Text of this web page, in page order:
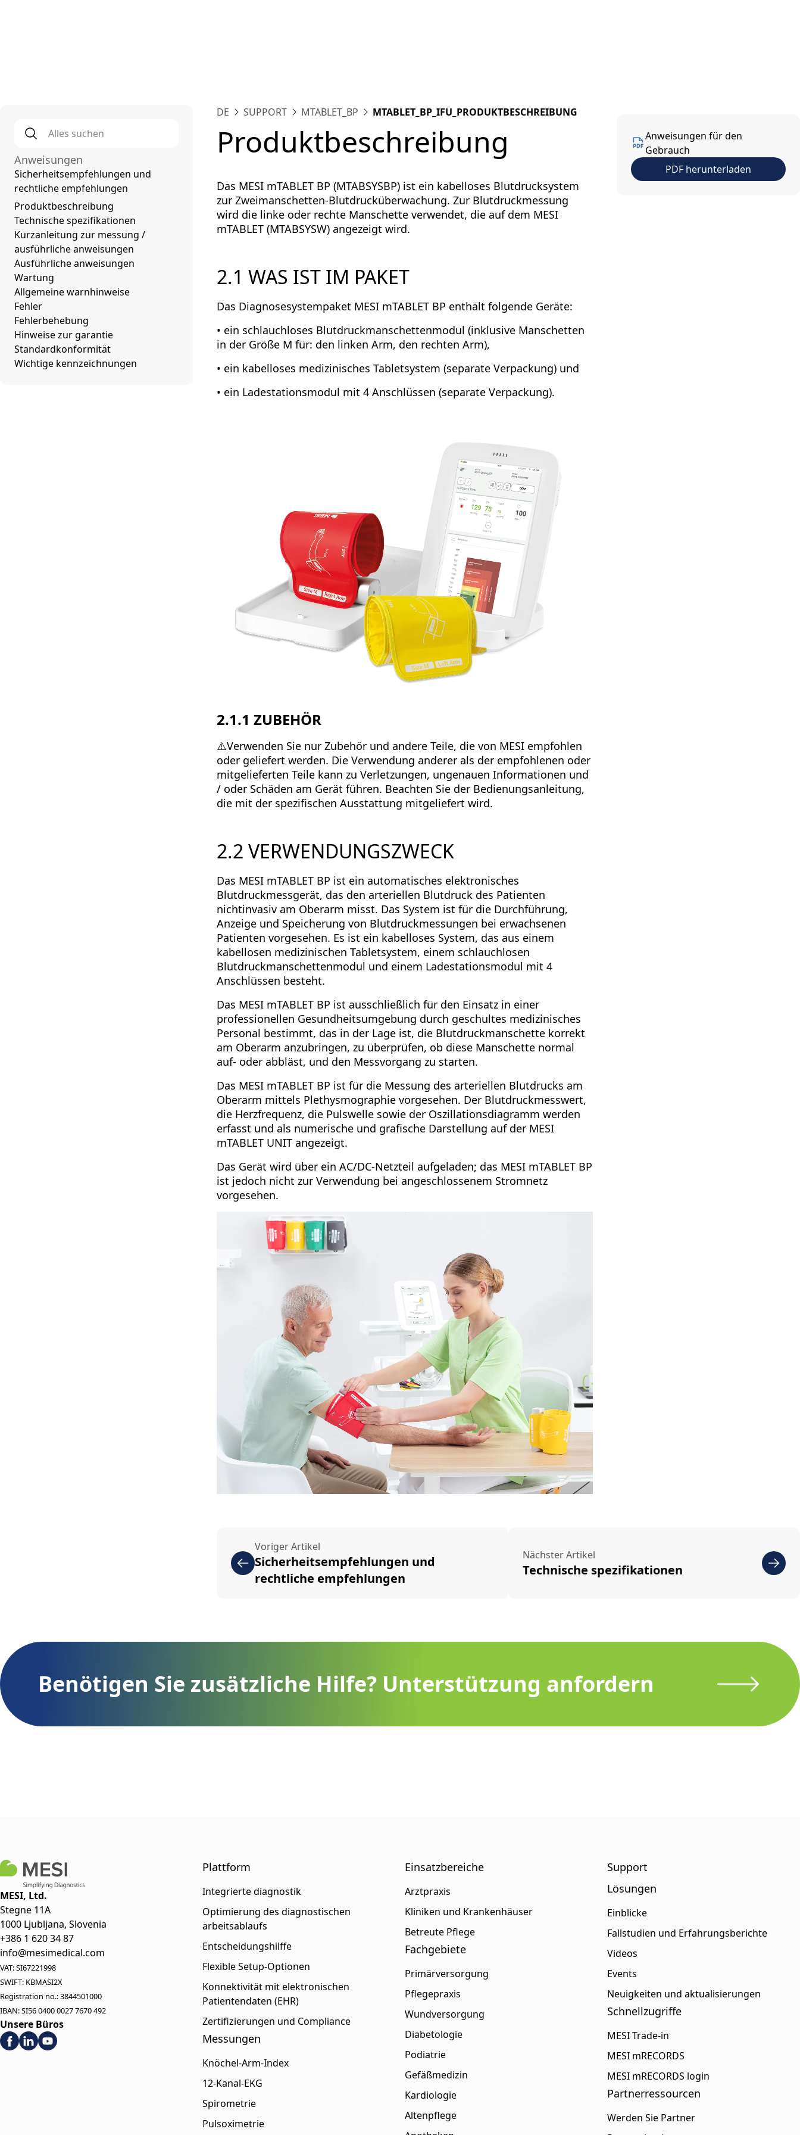
Anweisungen
Sicherheitsempfehlungen und
rechtliche empfehlungen
Produktbeschreibung
Technische spezifikationen
Kurzanleitung zur messung /
ausführliche anweisungen
Ausführliche anweisungen
Wartung
Allgemeine warnhinweise
Fehler
Fehlerbehebung
Hinweise zur garantie
Standardkonformität
Wichtige kennzeichnungen
Anweisungen für den
Gebrauch
PDF herunterladen
DE SUPPORT MTABLET_BP MTABLET_BP_IFU_PRODUKTBESCHREIBUNG
Produktbeschreibung
Das MESI mTABLET BP (MTABSYSBP) ist ein kabelloses Blutdrucksystem
zur Zweimanschetten-Blutdrucküberwachung. Zur Blutdruckmessung
wird die linke oder rechte Manschette verwendet, die auf dem MESI
mTABLET (MTABSYSW) angezeigt wird.
2.1 WAS IST IM PAKET
Das Diagnosesystempaket MESI mTABLET BP enthält folgende Geräte:
• ein schlauchloses Blutdruckmanschettenmodul (inklusive Manschetten
in der Größe M für: den linken Arm, den rechten Arm),
• ein kabelloses medizinisches Tabletsystem (separate Verpackung) und
• ein Ladestationsmodul mit 4 Anschlüssen (separate Verpackung).
2.1.1 ZUBEHÖR
⚠️Verwenden Sie nur Zubehör und andere Teile, die von MESI empfohlen
oder geliefert werden. Die Verwendung anderer als der empfohlenen oder
mitgelieferten Teile kann zu Verletzungen, ungenauen Informationen und
/ oder Schäden am Gerät führen. Beachten Sie der Bedienungsanleitung,
die mit der spezifischen Ausstattung mitgeliefert wird.
2.2 VERWENDUNGSZWECK
Das MESI mTABLET BP ist ein automatisches elektronisches
Blutdruckmessgerät, das den arteriellen Blutdruck des Patienten
nichtinvasiv am Oberarm misst. Das System ist für die Durchführung,
Anzeige und Speicherung von Blutdruckmessungen bei erwachsenen
Patienten vorgesehen. Es ist ein kabelloses System, das aus einem
kabellosen medizinischen Tabletsystem, einem schlauchlosen
Blutdruckmanschettenmodul und einem Ladestationsmodul mit 4
Anschlüssen besteht.
Das MESI mTABLET BP ist ausschließlich für den Einsatz in einer
professionellen Gesundheitsumgebung durch geschultes medizinisches
Personal bestimmt, das in der Lage ist, die Blutdruckmanschette korrekt
am Oberarm anzubringen, zu überprüfen, ob diese Manschette normal
auf- oder abbläst, und den Messvorgang zu starten.
Das MESI mTABLET BP ist für die Messung des arteriellen Blutdrucks am
Oberarm mittels Plethysmographie vorgesehen. Der Blutdruckmesswert,
die Herzfrequenz, die Pulswelle sowie der Oszillationsdiagramm werden
erfasst und als numerische und grafische Darstellung auf der MESI
mTABLET UNIT angezeigt.
Das Gerät wird über ein AC/DC-Netzteil aufgeladen; das MESI mTABLET BP
ist jedoch nicht zur Verwendung bei angeschlossenem Stromnetz
vorgesehen.
Voriger Artikel
Sicherheitsempfehlungen und
rechtliche empfehlungen
Nächster Artikel
Technische spezifikationen
Benötigen Sie zusätzliche Hilfe? Unterstützung anfordern
MESI, Ltd.
Stegne 11A
1000 Ljubljana, Slovenia
+386 1 620 34 87
info@mesimedical.com
VAT: SI67221998
SWIFT: KBMASI2X
Registration no.: 3844501000
IBAN: SI56 0400 0027 7670 492
Unsere Büros
Plattform
Integrierte diagnostik
Optimierung des diagnostischen
arbeitsablaufs
Entscheidungshilffe
Flexible Setup-Optionen
Konnektivität mit elektronischen
Patientendaten (EHR)
Zertifizierungen und Compliance
Messungen
Knöchel-Arm-Index
12-Kanal-EKG
Spirometrie
Pulsoximetrie
Einsatzbereiche
Arztpraxis
Kliniken und Krankenhäuser
Betreute Pflege
Fachgebiete
Primärversorgung
Pflegepraxis
Wundversorgung
Diabetologie
Podiatrie
Gefäßmedizin
Kardiologie
Altenpflege
Support
Lösungen
Einblicke
Fallstudien und Erfahrungsberichte
Videos
Events
Neuigkeiten und aktualisierungen
Schnellzugriffe
MESI Trade-in
MESI mRECORDS
MESI mRECORDS login
Partnerressourcen
Werden Sie Partner